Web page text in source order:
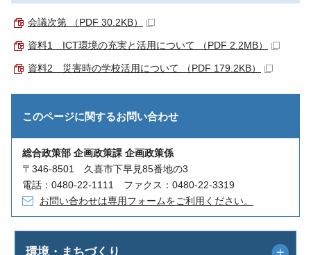
会議次第 （PDF 30.2KB）
資料1 ICT環境の充実と活用について （PDF 2.2MB）
資料2 災害時の学校活用について （PDF 179.2KB）
このページに関するお問い合わせ
総合政策部 企画政策課 企画政策係
〒346-8501 久喜市下早見85番地の3
電話：0480-22-1111 ファクス：0480-22-3319
お問い合わせは専用フォームをご利用ください。
環境・まちづくり